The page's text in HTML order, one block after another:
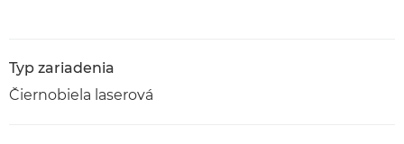
Typ zariadenia
Čiernobiela laserová